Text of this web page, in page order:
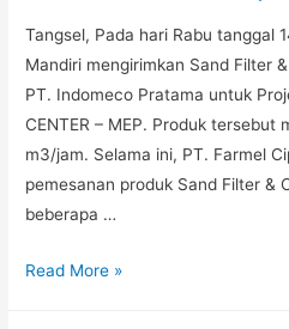
Tangsel, Pada hari Rabu tanggal
Mandiri mengirimkan Sand Filter
PT. Indomeco Pratama untuk
CENTER – MEP. Produk tersebut
m3/jam. Selama ini, PT. Farmel
pemesanan produk Sand Filter &
beberapa …
Read More »